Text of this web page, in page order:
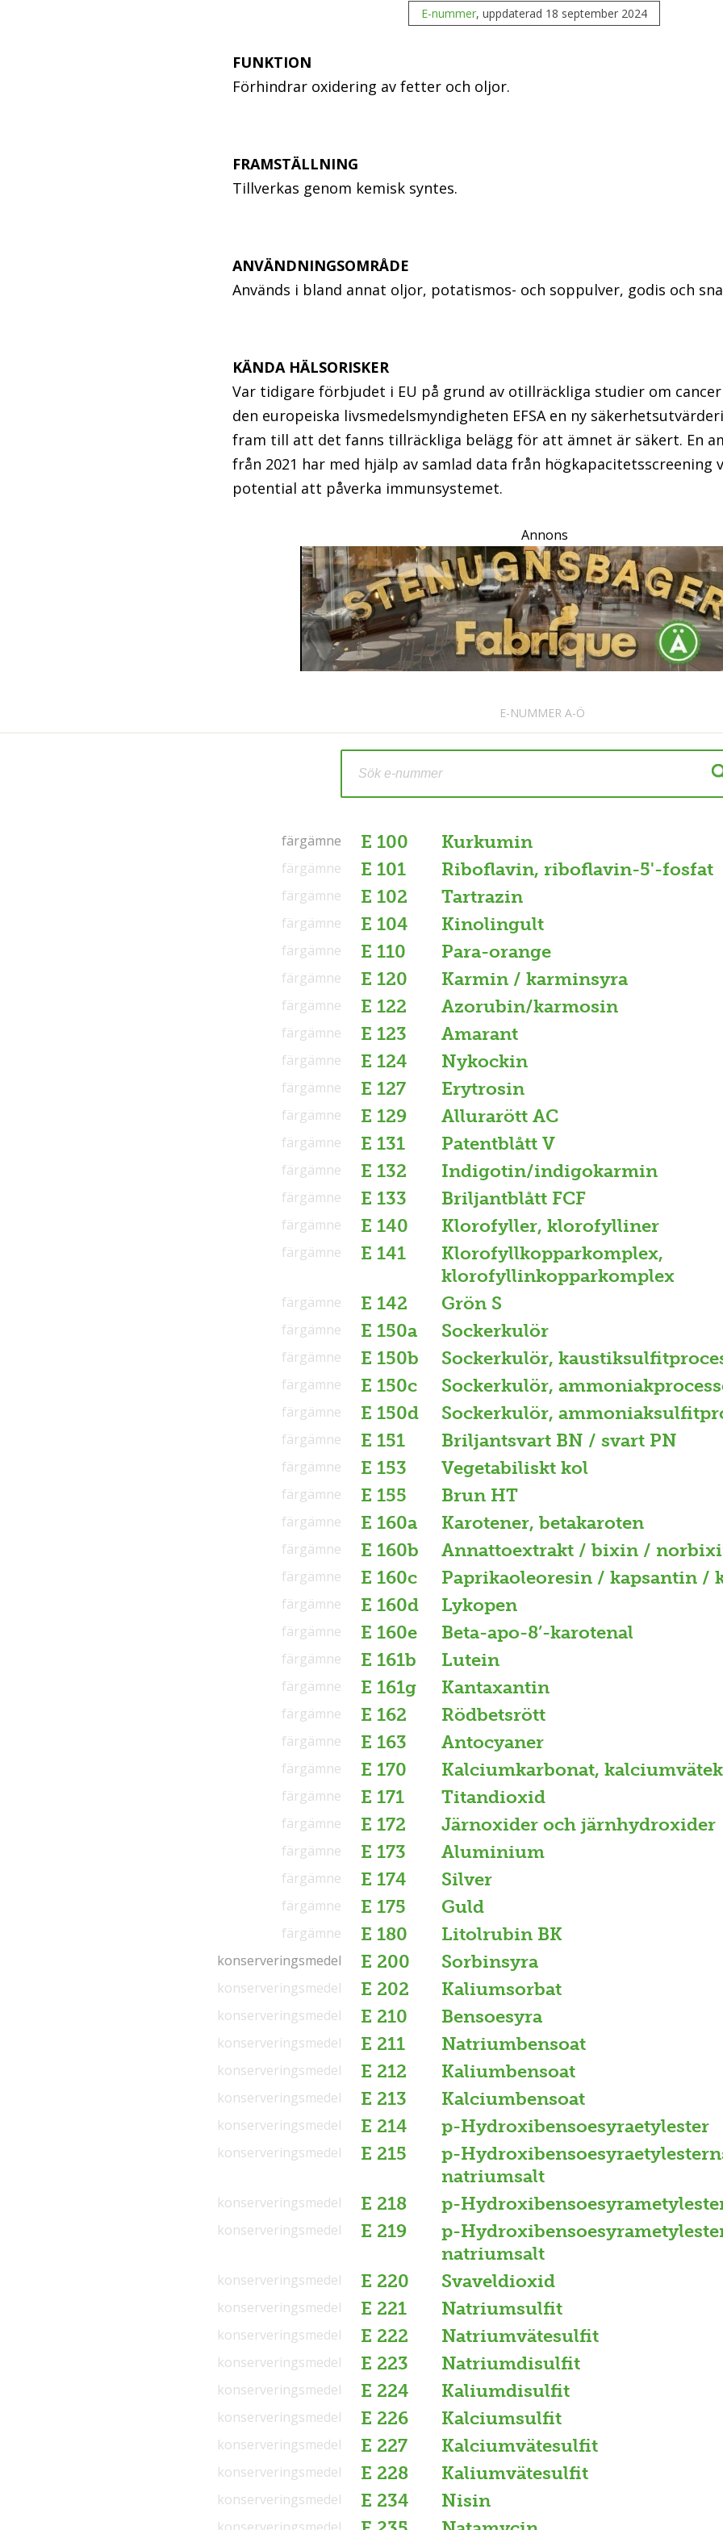
E-nummer, uppdaterad 18 september 2024
FUNKTION
Förhindrar oxidering av fetter och oljor.
FRAMSTÄLLNING
Tillverkas genom kemisk syntes.
ANVÄNDNINGSOMRÅDE
Används i bland annat oljor, potatismos- och soppulver, godis och
KÄNDA HÄLSORISKER
Var tidigare förbjudet i EU på grund av otillräckliga studier om
den europeiska livsmedelsmyndigheten EFSA en ny
fram till att det fanns tillräckliga belägg för att ämnet är säkert. En
från 2021 har med hjälp av samlad data från högkapacitetsscreening
potential att påverka immunsystemet.
Annons
E-NUMMER A-Ö
E 100 Kurkumin
färgämne
färgämne
E 101 Riboflavin, riboflavin-5'-fosfat
färgämne
E 102 Tartrazin
färgämne
E 104 Kinolingult
färgämne
E 110 Para-orange
färgämne
E 120 Karmin / karminsyra
färgämne
E 122 Azorubin/karmosin
färgämne
E 123 Amarant
färgämne
E 124 Nykockin
färgämne
E 127 Erytrosin
färgämne
E 129 Allurarött AC
färgämne
E 131 Patentblått V
färgämne
E 132 Indigotin/indigokarmin
färgämne
E 133 Briljantblått FCF
färgämne
E 140 Klorofyller, klorofylliner
färgämne
E 141
Klorofyllkopparkomplex,
klorofyllinkopparkomplex
färgämne
E 142 Grön S
färgämne
E 150a Sockerkulör
färgämne
E 150b Sockerkulör,
färgämne
E 150c Sockerkulör,
färgämne
E 150d Sockerkulör,
färgämne
E 151 Briljantsvart BN / svart PN
färgämne
E 153 Vegetabiliskt kol
färgämne
E 155 Brun HT
färgämne
E 160a Karotener, betakaroten
färgämne
E 160b Annattoextrakt / bixin /
färgämne
E 160c Paprikaoleoresin / kapsantin /
färgämne
E 160d Lykopen
färgämne
E 160e Beta-apo-8’-karotenal
färgämne
E 161b Lutein
färgämne
E 161g Kantaxantin
färgämne
E 162 Rödbetsrött
färgämne
E 163 Antocyaner
färgämne
E 170 Kalciumkarbonat,
färgämne
E 171 Titandioxid
färgämne
E 172 Järnoxider och järnhydroxider
färgämne
E 173 Aluminium
färgämne
E 174 Silver
färgämne
E 175 Guld
färgämne
E 180 Litolrubin BK
färgämne
E 200 Sorbinsyra
konserveringsmedel
konserveringsmedel
E 202 Kaliumsorbat
konserveringsmedel
E 210 Bensoesyra
konserveringsmedel
E 211 Natriumbensoat
konserveringsmedel
E 212 Kaliumbensoat
konserveringsmedel
E 213 Kalciumbensoat
konserveringsmedel
E 214 p-Hydroxibensoesyraetylester
konserveringsmedel
E 215
p-
natriumsalt
konserveringsmedel
E 218 p-
konserveringsmedel
E 219
p-
natriumsalt
konserveringsmedel
E 220 Svaveldioxid
konserveringsmedel
E 221 Natriumsulfit
konserveringsmedel
E 222 Natriumvätesulfit
konserveringsmedel
E 223 Natriumdisulfit
konserveringsmedel
E 224 Kaliumdisulfit
konserveringsmedel
E 226 Kalciumsulfit
konserveringsmedel
E 227 Kalciumvätesulfit
konserveringsmedel
E 228 Kaliumvätesulfit
konserveringsmedel
E 234 Nisin
konserveringsmedel